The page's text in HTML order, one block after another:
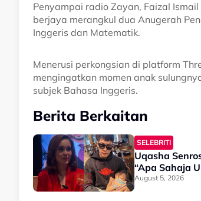
Penyampai radio Zayan, Faizal
berjaya merangkul dua Anugerah
Inggeris dan Matematik.
Menerusi perkongsian di platform
mengingatkan momen anak
subjek Bahasa Inggeris.
Berita Berkaitan
SELEBRITI
Uqasha
“Apa Sahaja
August 5, 2026